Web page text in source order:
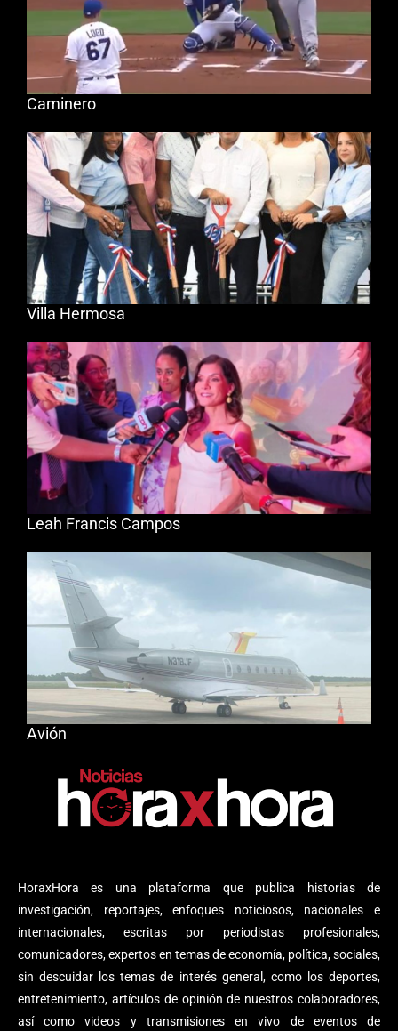
HoraxHora es una plataforma que publica historias de
investigación, reportajes, enfoques noticiosos, nacionales e
internacionales, escritas por periodistas profesionales,
comunicadores, expertos en temas de economía, política, sociales,
sin descuidar los temas de interés general, como los deportes,
entretenimiento, artículos de opinión de nuestros colaboradores,
así como videos y transmisiones en vivo de eventos de
Caminero
Villa Hermosa
Leah Francis Campos
Avión